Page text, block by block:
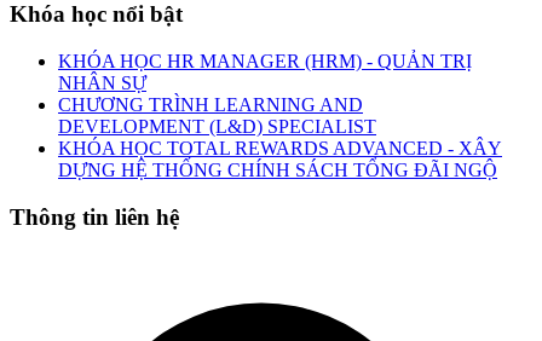
Khóa học nổi bật
KHÓA HỌC HR MANAGER (HRM) - QUẢN TRỊ
NHÂN SỰ
CHƯƠNG TRÌNH LEARNING AND
DEVELOPMENT (L&D) SPECIALIST
KHÓA HỌC TOTAL REWARDS ADVANCED - XÂY
DỰNG HỆ THỐNG CHÍNH SÁCH TỔNG ĐÃI NGỘ
Thông tin liên hệ